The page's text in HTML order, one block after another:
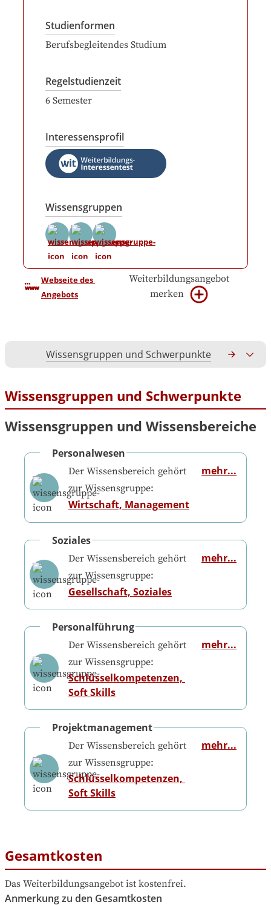
Studienformen
Berufsbegleitendes Studium
Regelstudienzeit
6 Semester
Interessensprofil
Wissensgruppen
Webseite des
Angebots
Weiterbildungsangebot
merken
Wissensgruppen und Schwerpunkte
Wissensgruppen und Schwerpunkte
Wissensgruppen und Wissensbereiche
Personalwesen
Der Wissensbereich gehört
zur Wissensgruppe:
Wirtschaft, Management
mehr...
Soziales
Der Wissensbereich gehört
zur Wissensgruppe:
Gesellschaft, Soziales
mehr...
Personalführung
Der Wissensbereich gehört
zur Wissensgruppe:
Schlüsselkompetenzen,
Soft Skills
mehr...
Projektmanagement
Der Wissensbereich gehört
zur Wissensgruppe:
Schlüsselkompetenzen,
Soft Skills
mehr...
Gesamtkosten
Das Weiterbildungsangebot ist kostenfrei.
Anmerkung zu den Gesamtkosten